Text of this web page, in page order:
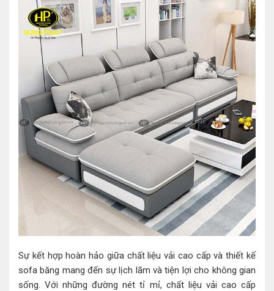
Sự kết hợp hoàn hảo giữa chất liệu vải cao cấp và thiết kế
sofa băng mang đến sự lịch lãm và tiện lợi cho không gian
sống. Với những đường nét tỉ mỉ, chất liệu vải cao cấp